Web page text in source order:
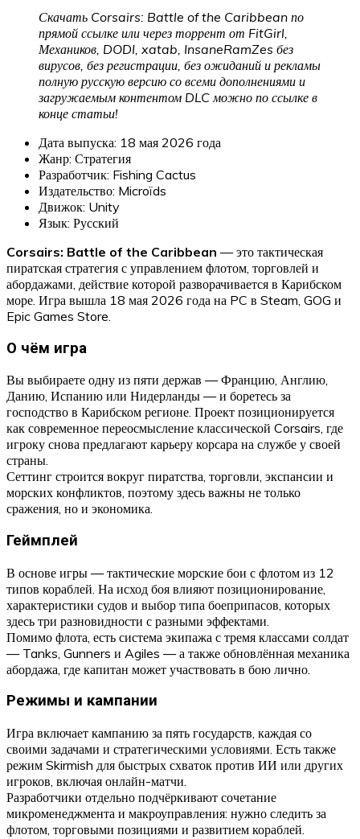
Скачать Corsairs: Battle of the Caribbean по
прямой ссылке или через торрент от FitGirl,
Механиков, DODI, xatab, InsaneRamZes без
вирусов, без регистрации, без ожиданий и рекламы
полную русскую версию со всеми дополнениями и
загружаемым контентом DLC можно по ссылке в
конце статьи!
Дата выпуска: 18 мая 2026 года
Жанр: Стратегия
Разработчик: Fishing Cactus
Издательство: Microïds
Движок: Unity
Язык: Русский
Corsairs: Battle of the Caribbean — это тактическая
пиратская стратегия с управлением флотом, торговлей и
абордажами, действие которой разворачивается в Карибском
море. Игра вышла 18 мая 2026 года на PC в Steam, GOG и
Epic Games Store.
О чём игра
Вы выбираете одну из пяти держав — Францию, Англию,
Данию, Испанию или Нидерланды — и боретесь за
господство в Карибском регионе. Проект позиционируется
как современное переосмысление классической Corsairs, где
игроку снова предлагают карьеру корсара на службе у своей
страны.
Сеттинг строится вокруг пиратства, торговли, экспансии и
морских конфликтов, поэтому здесь важны не только
сражения, но и экономика.
Геймплей
В основе игры — тактические морские бои с флотом из 12
типов кораблей. На исход боя влияют позиционирование,
характеристики судов и выбор типа боеприпасов, которых
здесь три разновидности с разными эффектами.
Помимо флота, есть система экипажа с тремя классами солдат
— Tanks, Gunners и Agiles — а также обновлённая механика
абордажа, где капитан может участвовать в бою лично.
Режимы и кампании
Игра включает кампанию за пять государств, каждая со
своими задачами и стратегическими условиями. Есть также
режим Skirmish для быстрых схваток против ИИ или других
игроков, включая онлайн-матчи.
Разработчики отдельно подчёркивают сочетание
микроменеджмента и макроуправления: нужно следить за
флотом, торговыми позициями и развитием кораблей.